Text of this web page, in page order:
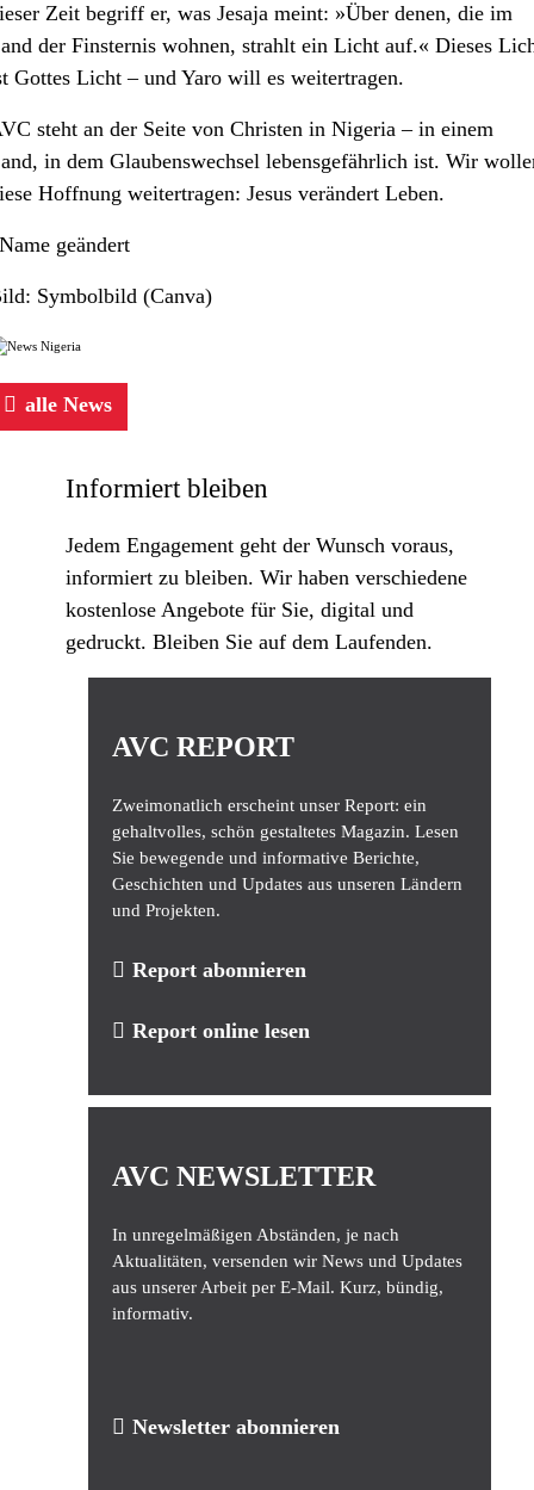
Zeit begriff er, was Jesaja meint: »Über denen, die im
der Finsternis wohnen, strahlt ein Licht auf.« Dieses
Gottes Licht – und Yaro will es weitertragen.
steht an der Seite von Christen in Nigeria – in einem
in dem Glaubenswechsel lebensgefährlich ist. Wir
Hoffnung weitertragen: Jesus verändert Leben.
geändert
Symbolbild (Canva)
alle News
Informiert bleiben
Jedem Engagement geht der Wunsch voraus,
informiert zu bleiben. Wir haben verschiedene
kostenlose Angebote für Sie, digital und
gedruckt. Bleiben Sie auf dem Laufenden.
AVC REPORT
Zweimonatlich erscheint unser Report: ein
gehaltvolles, schön gestaltetes Magazin. Lesen
Sie bewegende und informative Berichte,
Geschichten und Updates aus unseren Ländern
und Projekten.
Report abonnieren
Report online lesen
AVC NEWSLETTER
In unregelmäßigen Abständen, je nach
Aktualitäten, versenden wir News und Updates
aus unserer Arbeit per E-Mail. Kurz, bündig,
informativ.
Newsletter abonnieren